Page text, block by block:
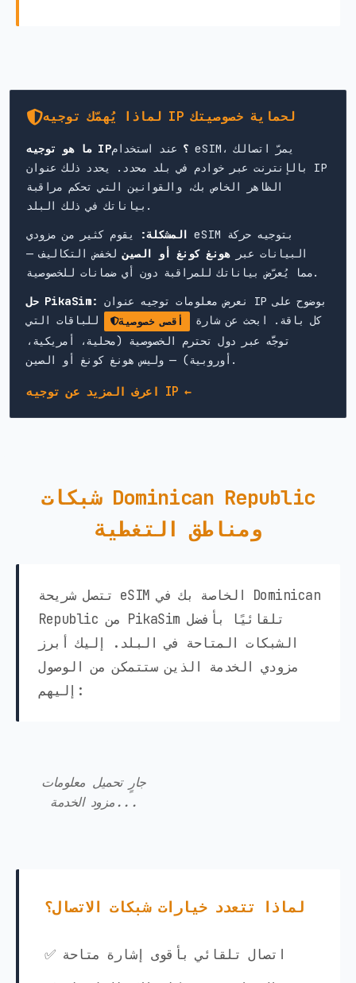
لماذا يُهمّك توجيه IP لحماية خصوصيتك
ما هو توجيه IP؟ عند استخدام eSIM، يمرّ اتصالك
بالإنترنت عبر خوادم في بلد محدد. يحدد ذلك عنوان IP
الظاهر الخاص بك، والقوانين التي تحكم مراقبة
بياناتك في ذلك البلد.
المشكلة:
يقوم كثير من مزودي eSIM بتوجيه حركة
البيانات عبرهونغ كونغ أو الصينلخفض التكاليف —
مما يُعرّض بياناتك للمراقبة دون أي ضمانات للخصوصية.
حل PikaSim:
كل باقة. ابحث عن شارة
أقصى خصوصية
للباقات التي
توجَّه عبر دول تحترم الخصوصية (محلية، أمريكية،
أوروبية) — وليس هونغ كونغ أو الصين.
اعرف المزيد عن توجيه IP ←
شبكات Dominican Republic
ومناطق التغطية
تتصل شريحة eSIM الخاصة بك في Dominican
Republic من PikaSim تلقائيًا بأفضل
الشبكات المتاحة في البلد. إليك أبرز
مزودي الخدمة الذين ستتمكن من الوصول
إليهم:
جارٍ تحميل معلومات
مزود الخدمة...
لماذا تتعدد خيارات شبكات الاتصال؟
✅ اتصال تلقائي بأقوى إشارة متاحة